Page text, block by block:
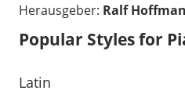
Herausgeber: Ralf
Popular Styles for
Latin